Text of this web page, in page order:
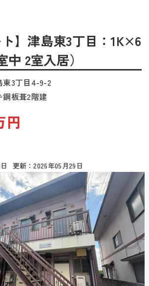
ト】津島東3丁目：1K×6
2室入居）
東3丁目4-9-2
板葺2階建
円
2026年05月29日